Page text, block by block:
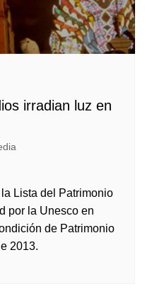
irradian luz en
Lista del Patrimonio
por la Unesco en
de Patrimonio
2013.